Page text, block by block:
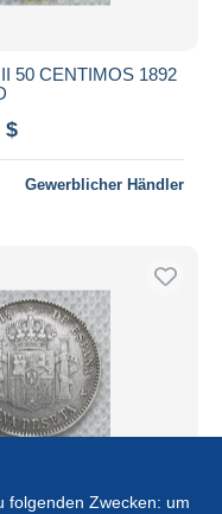
50 CENTIMOS 1892
$
Gewerblicher Händler
folgenden Zwecken: um